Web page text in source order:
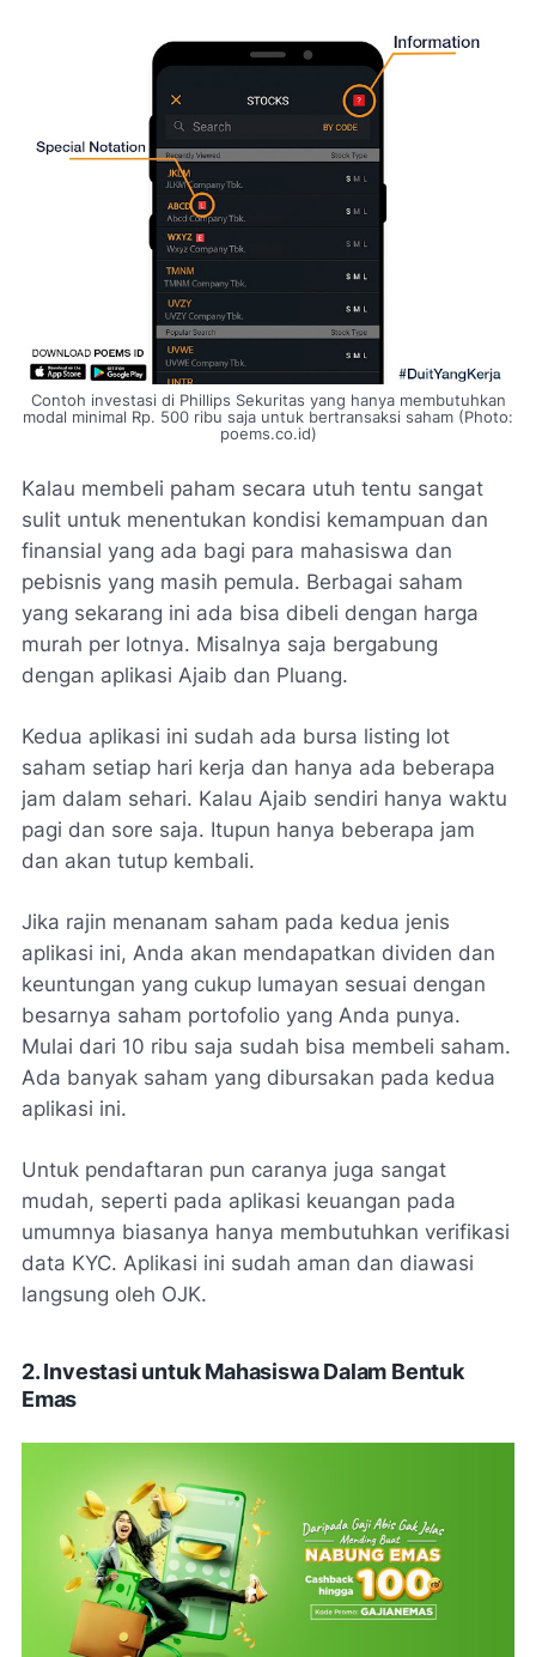
Contoh investasi di Phillips Sekuritas yang hanya membutuhkan
modal minimal Rp. 500 ribu saja untuk bertransaksi saham (Photo:
poems.co.id)
Kalau membeli paham secara utuh tentu sangat
sulit untuk menentukan kondisi kemampuan dan
finansial yang ada bagi para mahasiswa dan
pebisnis yang masih pemula. Berbagai saham
yang sekarang ini ada bisa dibeli dengan harga
murah per lotnya. Misalnya saja bergabung
dengan aplikasi Ajaib dan Pluang.
Kedua aplikasi ini sudah ada bursa listing lot
saham setiap hari kerja dan hanya ada beberapa
jam dalam sehari. Kalau Ajaib sendiri hanya waktu
pagi dan sore saja. Itupun hanya beberapa jam
dan akan tutup kembali.
Jika rajin menanam saham pada kedua jenis
aplikasi ini, Anda akan mendapatkan dividen dan
keuntungan yang cukup lumayan sesuai dengan
besarnya saham portofolio yang Anda punya.
Mulai dari 10 ribu saja sudah bisa membeli saham.
Ada banyak saham yang dibursakan pada kedua
aplikasi ini.
Untuk pendaftaran pun caranya juga sangat
mudah, seperti pada aplikasi keuangan pada
umumnya biasanya hanya membutuhkan verifikasi
data KYC. Aplikasi ini sudah aman dan diawasi
langsung oleh OJK.
2. Investasi untuk Mahasiswa Dalam Bentuk
Emas